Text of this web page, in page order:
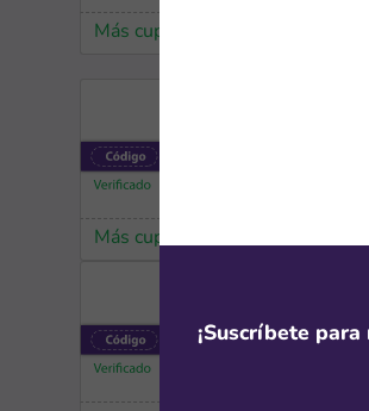
Más cupones de Temu
Más cupones de Xiaomi
¡Suscríbete